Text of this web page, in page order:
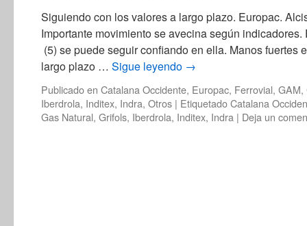
Siguiendo con los valores a largo plazo. Europac.
Importante movimiento se avecina según
(5) se puede seguir confiando en ella. Manos fuertes
largo plazo … Sigue leyendo →
Publicado en Catalana Occidente, Europac, Ferrovial, GAM,
Iberdrola, Inditex, Indra, Otros | EtiquetadoCatalana
Gas Natural, Grifols, Iberdrola, Inditex, Indra | Deja un